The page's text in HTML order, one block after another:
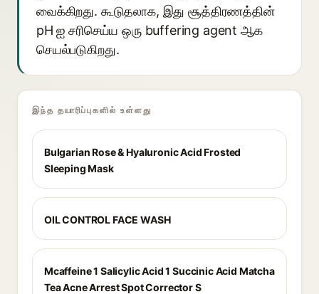
வைக்கிறது. கூடுதலாக, இது சூத்திரணத்தின்
pH ஐ சரிசெய்ய ஒரு buffering agent ஆக
செயல்படுகிறது.
இந்த தயாரிப்புகளில் உள்ளது
Bulgarian Rose & Hyaluronic Acid Frosted
Sleeping Mask
OIL CONTROL FACE WASH
Mcaffeine 1 Salicylic Acid 1 Succinic Acid Matcha
Tea Acne Arrest Spot Corrector S